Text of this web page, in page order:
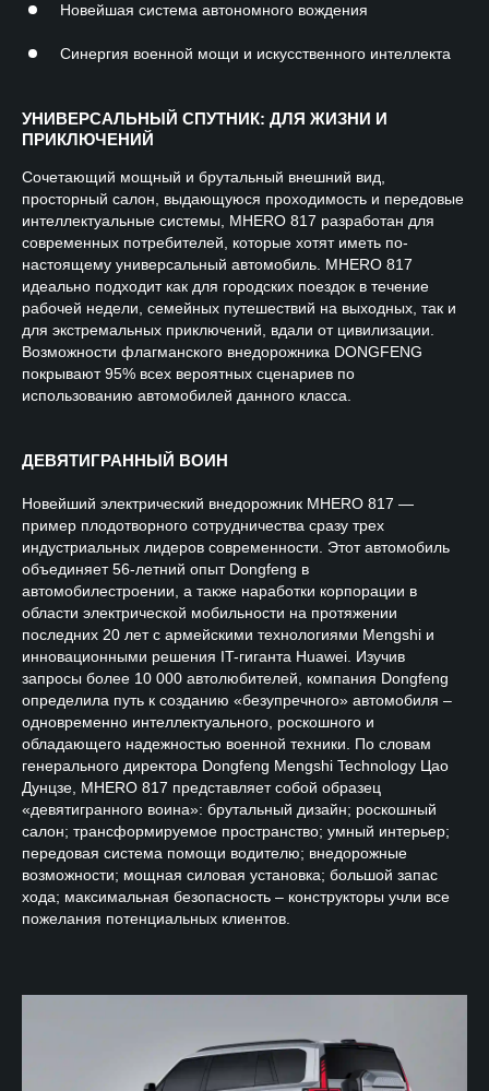
Новейшая система автономного вождения
Синергия военной мощи и искусственного интеллекта
УНИВЕРСАЛЬНЫЙ СПУТНИК: ДЛЯ ЖИЗНИ И
ПРИКЛЮЧЕНИЙ
Сочетающий мощный и брутальный внешний вид,
просторный салон, выдающуюся проходимость и передовые
интеллектуальные системы, MHERO 817 разработан для
современных потребителей, которые хотят иметь по-
настоящему универсальный автомобиль. MHERO 817
идеально подходит как для городских поездок в течение
рабочей недели, семейных путешествий на выходных, так и
для экстремальных приключений, вдали от цивилизации.
Возможности флагманского внедорожника DONGFENG
покрывают 95% всех вероятных сценариев по
использованию автомобилей данного класса.
ДЕВЯТИГРАННЫЙ ВОИН
Новейший электрический внедорожник MHERO 817 —
пример плодотворного сотрудничества сразу трех
индустриальных лидеров современности. Этот автомобиль
объединяет 56-летний опыт Dongfeng в
автомобилестроении, а также наработки корпорации в
области электрической мобильности на протяжении
последних 20 лет с армейскими технологиями Mengshi и
инновационными решения IT-гиганта Huawei. Изучив
запросы более 10 000 автолюбителей, компания Dongfeng
определила путь к созданию «безупречного» автомобиля –
одновременно интеллектуального, роскошного и
обладающего надежностью военной техники. По словам
генерального директора Dongfeng Mengshi Technology Цао
Дунцзе, MHERO 817 представляет собой образец
«девятигранного воина»: брутальный дизайн; роскошный
салон; трансформируемое пространство; умный интерьер;
передовая система помощи водителю; внедорожные
возможности; мощная силовая установка; большой запас
хода; максимальная безопасность – конструкторы учли все
пожелания потенциальных клиентов.